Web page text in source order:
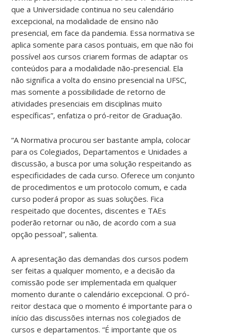
que a Universidade continua no seu calendário
excepcional, na modalidade de ensino não
presencial, em face da pandemia. Essa normativa se
aplica somente para casos pontuais, em que não foi
possível aos cursos criarem formas de adaptar os
conteúdos para a modalidade não-presencial. Ela
não significa a volta do ensino presencial na UFSC,
mas somente a possibilidade de retorno de
atividades presenciais em disciplinas muito
específicas”, enfatiza o pró-reitor de Graduação.
“A Normativa procurou ser bastante ampla, colocar
para os Colegiados, Departamentos e Unidades a
discussão, a busca por uma solução respeitando as
especificidades de cada curso. Oferece um conjunto
de procedimentos e um protocolo comum, e cada
curso poderá propor as suas soluções. Fica
respeitado que docentes, discentes e TAEs
poderão retornar ou não, de acordo com a sua
opção pessoal”, salienta.
A apresentação das demandas dos cursos podem
ser feitas a qualquer momento, e a decisão da
comissão pode ser implementada em qualquer
momento durante o calendário excepcional. O pró-
reitor destaca que o momento é importante para o
início das discussões internas nos colegiados de
cursos e departamentos. “É importante que os